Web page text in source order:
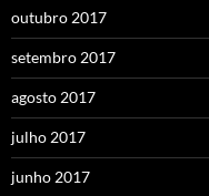
outubro 2017
setembro 2017
agosto 2017
julho 2017
junho 2017